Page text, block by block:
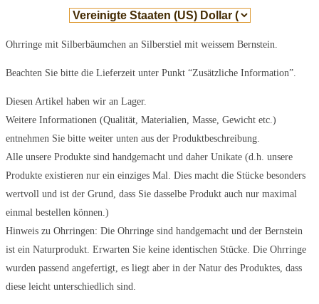
Ohrringe mit Silberbäumchen an Silberstiel mit weissem Bernstein.
Beachten Sie bitte die Lieferzeit unter Punkt “Zusätzliche Information”.
Diesen Artikel haben wir an Lager.
Weitere Informationen (Qualität, Materialien, Masse, Gewicht etc.)
entnehmen Sie bitte weiter unten aus der Produktbeschreibung.
Alle unsere Produkte sind handgemacht und daher Unikate (d.h. unsere
Produkte existieren nur ein einziges Mal. Dies macht die Stücke besonders
wertvoll und ist der Grund, dass Sie dasselbe Produkt auch nur maximal
einmal bestellen können.)
Hinweis zu Ohrringen: Die Ohrringe sind handgemacht und der Bernstein
ist ein Naturprodukt. Erwarten Sie keine identischen Stücke. Die Ohrringe
wurden passend angefertigt, es liegt aber in der Natur des Produktes, dass
diese leicht unterschiedlich sind.